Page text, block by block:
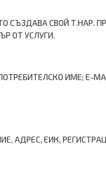
СЪЗДАВА СВОЙ Т.НАР.
ОТ УСЛУГИ.
ИМЕ; E-
АДРЕС, ЕИК,